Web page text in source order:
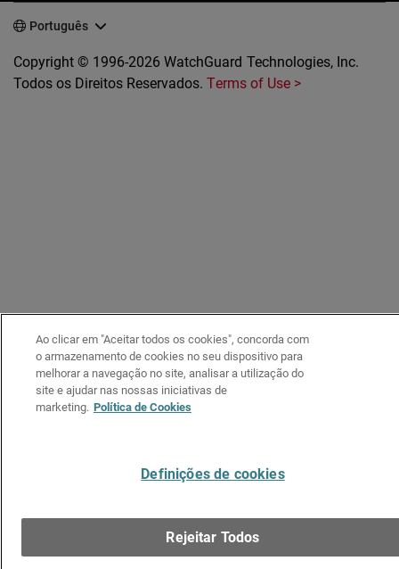
Português
Copyright © 1996-2026 WatchGuard Technologies, Inc.
Todos os Direitos Reservados.Terms of Use >
Ao clicar em "Aceitar todos os cookies", concorda com
o armazenamento de cookies no seu dispositivo para
melhorar a navegação no site, analisar a utilização do
site e ajudar nas nossas iniciativas de
marketing. Política de Cookies
Definições de cookies
Rejeitar Todos